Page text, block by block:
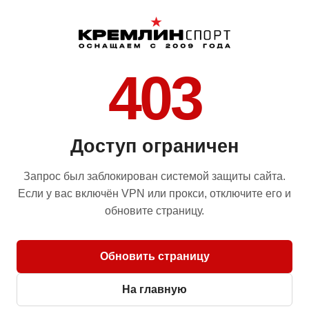
403
Доступ ограничен
Запрос был заблокирован системой защиты сайта.
Если у вас включён VPN или прокси, отключите его и
обновите страницу.
Обновить страницу
На главную